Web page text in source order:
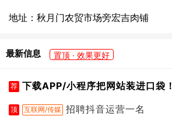
地址：秋月门农贸市场旁宏吉肉铺
最新信息 置顶 · 效果更好
荐 下载APP/小程序把网站装进口袋！
顶 互联网/传媒 招聘抖音运营一名